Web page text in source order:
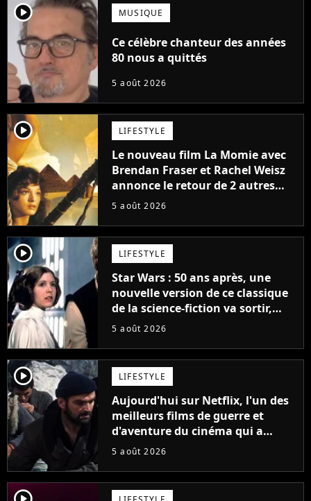
player2 MUSIQUE
Ce célèbre chanteur des années
80 nous a quittés
5 août 2026
player2 LIFESTYLE
Le nouveau film La Momie avec
Brendan Fraser et Rachel Weisz
annonce le retour de 2 autres
personnages emblématiques de
5 août 2026
player2 LIFESTYLE
Star Wars : 50 ans après, une
nouvelle version de ce classique
de la science-fiction va sortir,
mais on ne la verra jamais en
5 août 2026
player2 LIFESTYLE
Aujourd'hui sur Netflix, l'un des
meilleurs films de guerre et
d'aventure du cinéma qui a
connu un succès retentissant à
5 août 2026